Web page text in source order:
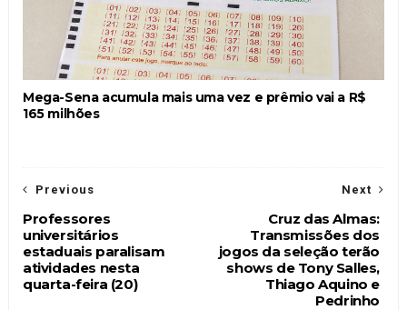
Mega-Sena acumula mais uma vez e prêmio vai a R$
165 milhões
Next
Cruz das Almas:
Transmissões dos
jogos da seleção terão
shows de Tony Salles,
Thiago Aquino e
Pedrinho
Previous
Professores
universitários
estaduais paralisam
atividades nesta
quarta-feira (20)